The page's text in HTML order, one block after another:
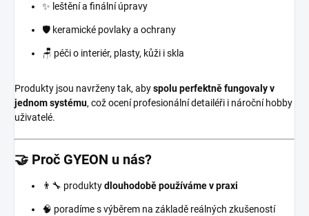
✨ leštění a finální úpravy
🛡️ keramické povlaky a ochrany
🪑 péči o interiér, plasty, kůži i skla
Produkty jsou navrženy tak, abyspolu perfektně fungovaly v
jednom systému, což ocení profesionální detailéři i nároční hobby
uživatelé.
🤝 Proč GYEON u nás?
👨‍🔧 produktydlouhodobě používáme v praxi
🧠 poradíme s výběrem na základě reálných zkušeností